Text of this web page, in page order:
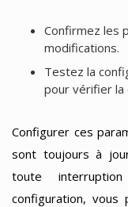
Confirmez les
modifications.
Testez la
pour vérifier la
Configurer ces
sont toujours à
toute
configuration, vous